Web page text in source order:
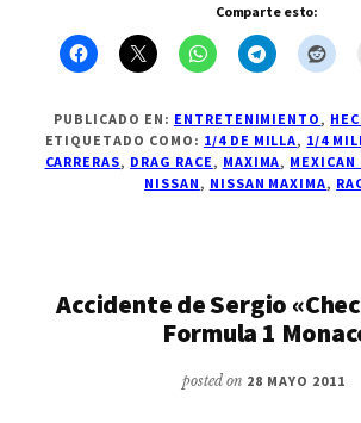
Comparte esto:
PUBLICADO EN: ENTRETENIMIENTO ,
ETIQUETADO COMO: 1/4 DE MILLA, 1/4
CARRERAS, DRAG RACE , MAXIMA, MEXICAN
NISSAN , NISSAN MAXIMA,
Accidente de Sergio
Formula 1
posted on 28 MAYO 2011